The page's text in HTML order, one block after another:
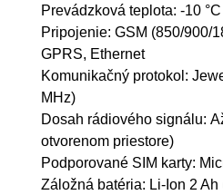
Prevádzková teplota: -10 °C
Pripojenie: GSM (850/900/
GPRS, Ethernet
Komunikačný protokol:
MHz)
Dosah rádiového signálu:
otvorenom priestore)
Podporované SIM karty:
Záložná batéria: Li-Ion 2